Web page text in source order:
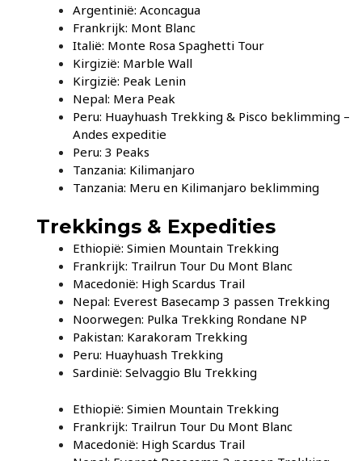
Argentinië: Aconcagua
Frankrijk: Mont Blanc
Italië: Monte Rosa Spaghetti Tour
Kirgizië: Marble Wall
Kirgizië: Peak Lenin
Nepal: Mera Peak
Peru: Huayhuash Trekking & Pisco beklimming –
Andes expeditie
Peru: 3 Peaks
Tanzania: Kilimanjaro
Tanzania: Meru en Kilimanjaro beklimming
Trekkings & Expedities
Ethiopië: Simien Mountain Trekking
Frankrijk: Trailrun Tour Du Mont Blanc
Macedonië: High Scardus Trail
Nepal: Everest Basecamp 3 passen Trekking
Noorwegen: Pulka Trekking Rondane NP
Pakistan: Karakoram Trekking
Peru: Huayhuash Trekking
Sardinië: Selvaggio Blu Trekking
Ethiopië: Simien Mountain Trekking
Frankrijk: Trailrun Tour Du Mont Blanc
Macedonië: High Scardus Trail